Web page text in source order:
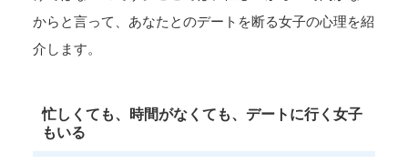
からと言って、あなたとのデートを断る女子の心理を紹
介します。
忙しくても、時間がなくても、デートに行く女子
もいる